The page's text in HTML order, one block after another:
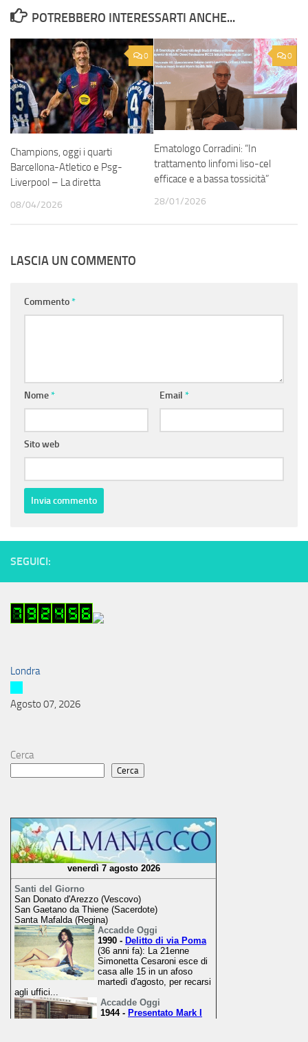
POTREBBERO INTERESSARTI ANCHE...
0
Champions, oggi i quarti
Barcellona-Atletico e Psg-
Liverpool – La diretta
08/04/2026
0
Ematologo Corradini: “In
trattamento linfomi liso-cel
efficace e a bassa tossicità”
28/01/2026
LASCIA UN COMMENTO
Commento*
Nome* Email *
Sito web
SEGUICI:
Londra
Agosto 07, 2026
Cerca
Cerca